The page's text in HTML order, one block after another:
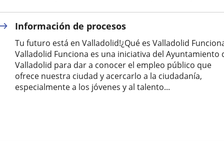
Información de procesos
Tu futuro está en Valladolid!¿Qué es Valladolid
Valladolid Funciona es una iniciativa del Ayuntamiento
Valladolid para dar a conocer el empleo público que
ofrece nuestra ciudad y acercarlo a la ciudadanía,
especialmente a los jóvenes y al talento...